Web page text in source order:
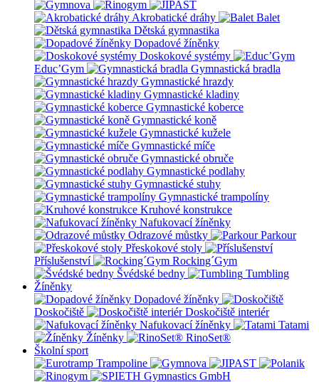
Akrobatické dráhy
Balet
Dětská gymnastika
Dopadové žíněnky
Doskokové systémy
Educ’Gym
Gymnastická bradla
Gymnastické hrazdy
Gymnastické kladiny
Gymnastické koberce
Gymnastické koně
Gymnastické kužele
Gymnastické míče
Gymnastické obruče
Gymnastické podlahy
Gymnastické stuhy
Gymnastické trampolíny
Kruhové konstrukce
Nafukovací žíněnky
Odrazové můstky
Parkour
Přeskokové stoly
Příslušenství
Rocking´Gym
Švédské bedny
Tumbling
Žíněnky
Dopadové žíněnky
Doskočiště
Doskočiště interiér
Nafukovací žíněnky
Tatami
Žíněnky
RinoSet®
Školní sport